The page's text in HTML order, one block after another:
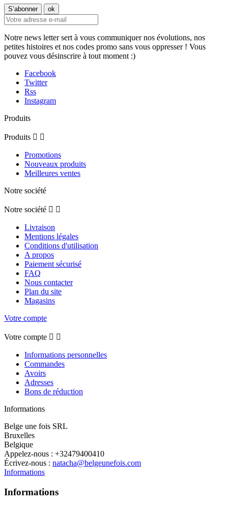
Notre news letter sert à vous communiquer nos évolutions, nos
petites histoires et nos codes promo sans vous oppresser ! Vous
pouvez vous désinscrire à tout moment :)
Facebook
Twitter
Rss
Instagram
Produits
Produits  
Promotions
Nouveaux produits
Meilleures ventes
Notre société
Notre société  
Livraison
Mentions légales
Conditions d'utilisation
A propos
Paiement sécurisé
FAQ
Nous contacter
Plan du site
Magasins
Votre compte
Votre compte  
Informations personnelles
Commandes
Avoirs
Adresses
Bons de réduction
Informations
Belge une fois SRL
Bruxelles
Belgique
Appelez-nous : +32479400410
Écrivez-nous : natacha@belgeunefois.com
Informations
Informations